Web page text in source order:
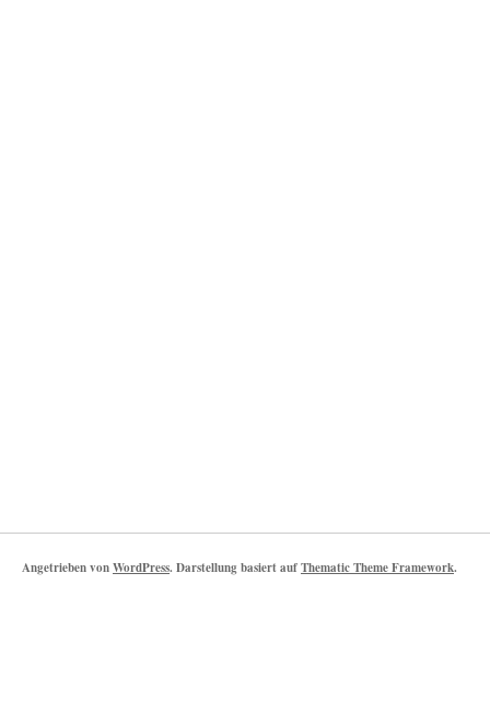
Angetrieben vonWordPress. Darstellung basiert aufThematic Theme Framework.